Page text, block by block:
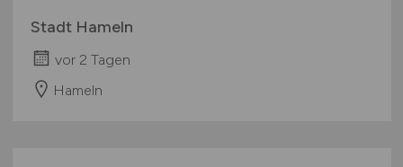
Stadt Hameln
vor 2 Tagen
Hameln